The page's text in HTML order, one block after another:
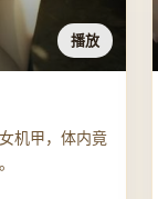
播放
机甲，体内竟